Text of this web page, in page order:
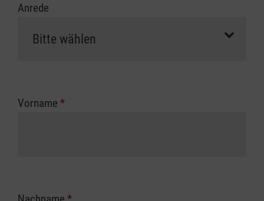
Anrede
Vorname *